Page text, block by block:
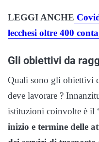
LEGGI ANCHE
lecchesi oltre 400
Gli obiettivi da
Quali sono gli obiettivi
deve lavorare ?
istituzioni coinvolte è il
inizio e termine delle